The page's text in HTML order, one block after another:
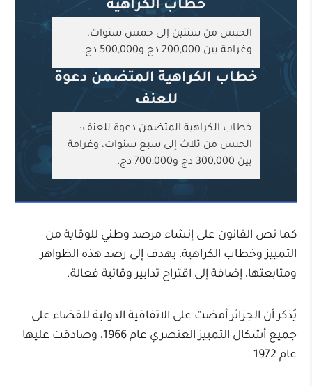
خطاب الكراهية
الحبس من سنتين إلى خمس سنوات،
وغرامة بين 200,000 دج و500,000 دج.
خطاب الكراهية المتضمن دعوة
للعنف
خطاب الكراهية المتضمن دعوة للعنف:
الحبس من ثلاث إلى سبع سنوات، وغرامة
بين 300,000 دج و700,000 دج.
كما نص القانون على إنشاء مرصد وطني للوقاية من
التمييز وخطاب الكراهية، يهدف إلى رصد هذه الظواهر
ومتابعتها، إضافة إلى اقتراح تدابير وقائية فعالة.
يُذكر أن الجزائر أمضت على الاتفاقية الدولية للقضاء على
جميع أشكال التمييز العنصري عام 1966، وصادقت عليها
عام 1972 .